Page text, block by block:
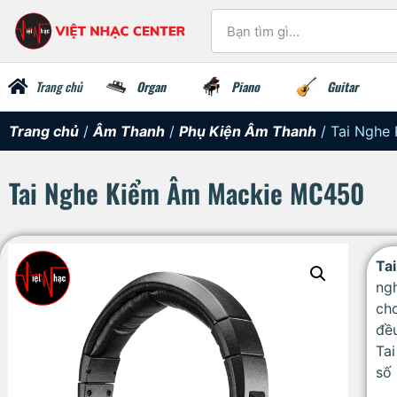
Trang chủ Organ Piano Guitar
Trang chủ / Âm Thanh / Phụ Kiện Âm Thanh / Tai Nghe
Tai Nghe Kiểm Âm Mackie MC450
số